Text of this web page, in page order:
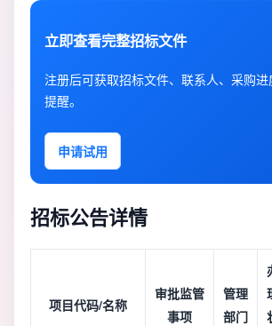
立即查看完整招标文件
注册后可获取招标文件、联系人、采购
提醒。
申请试用
招标公告详情
项目代码/名称
审批监管
事项
管理
部门